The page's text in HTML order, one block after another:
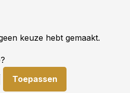
keuze hebt gemaakt.
Toepassen